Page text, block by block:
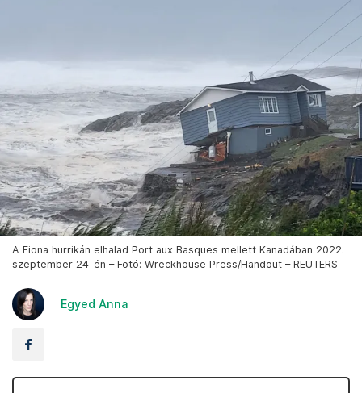
A Fiona hurrikán elhalad Port aux Basques mellett Kanadában 2022.
szeptember 24-én – Fotó: Wreckhouse Press/Handout – REUTERS
Egyed Anna